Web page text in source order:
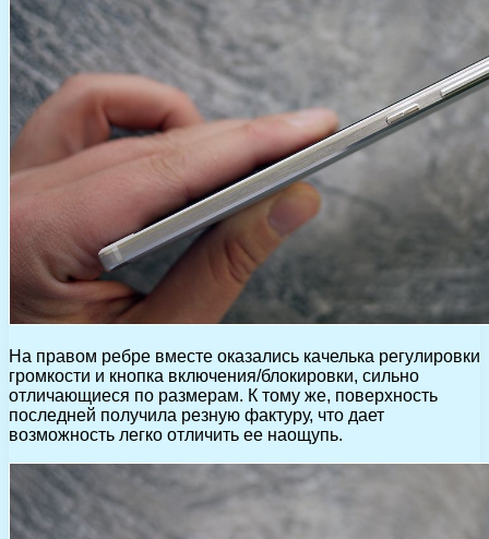
На правом ребре вместе оказались качелька регулировки
громкости и кнопка включения/блокировки, сильно
отличающиеся по размерам. К тому же, поверхность
последней получила резную фактуру, что дает
возможность легко отличить ее наощупь.